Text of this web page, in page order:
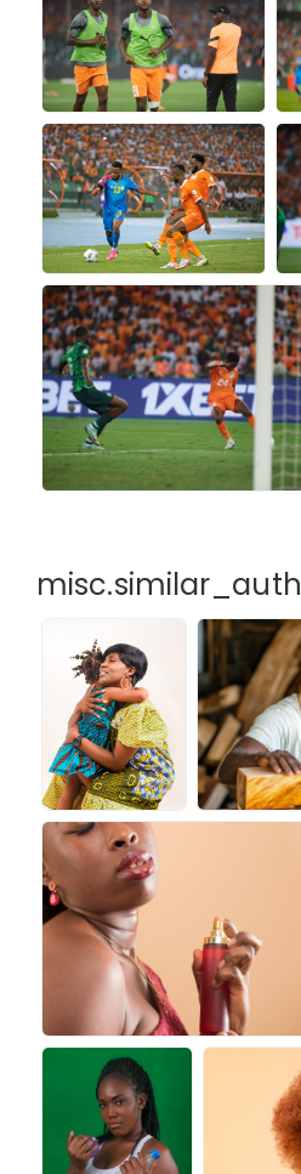
misc.similar_auth